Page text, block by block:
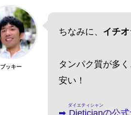
ブッキー
ちなみに、 イチ
タンパク質が多
安い！
➡︎ Dietician
ダイエティシャン
の公